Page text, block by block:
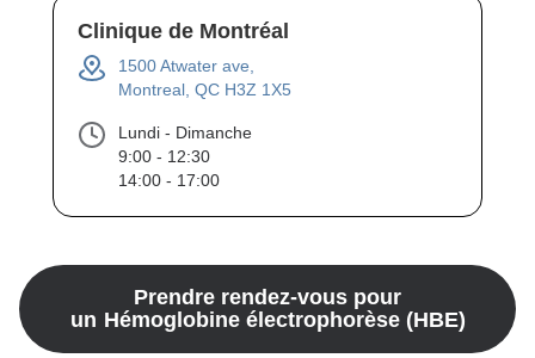
Clinique de Montréal
1500 Atwater ave,
Montreal, QC H3Z 1X5
Lundi - Dimanche
9:00 - 12:30
14:00 - 17:00
Prendre rendez-vous pour
un Hémoglobine électrophorèse (HBE)